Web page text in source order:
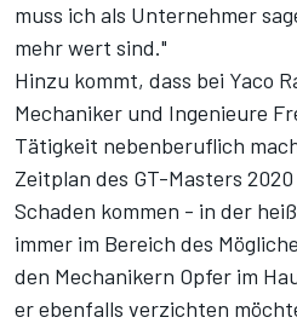
muss ich als Unternehmer
mehr wert sind."
Hinzu kommt, dass bei Yaco
Mechaniker und Ingenieure
Tätigkeit nebenberuflich
Zeitplan des GT-Masters
Schaden kommen - in der
immer im Bereich des
den Mechanikern Opfer im
er ebenfalls verzichten